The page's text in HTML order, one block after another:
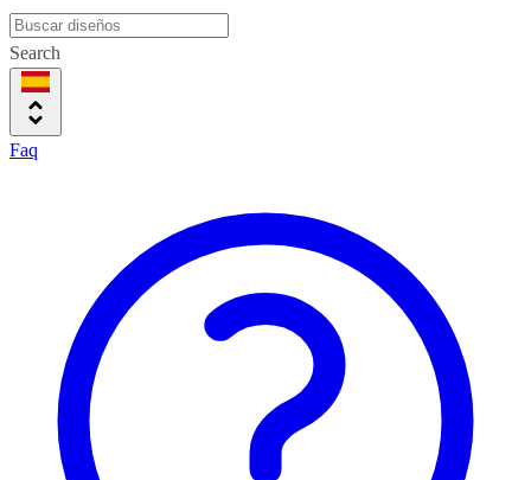
Search
Faq